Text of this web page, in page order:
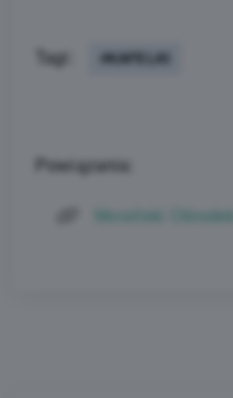
Tagi:
Powiązania: